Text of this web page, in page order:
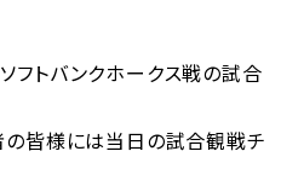
フトバンクホークス戦の試合
皆様には当日の試合観戦チ